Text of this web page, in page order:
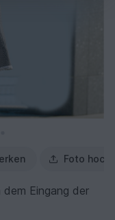
Foto
Eingang der